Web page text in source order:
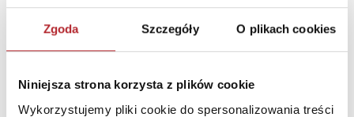
Zgoda Szczegóły O plikach cookies
Niniejsza strona korzysta z plików cookie
Wykorzystujemy pliki cookie do spersonalizowania treści